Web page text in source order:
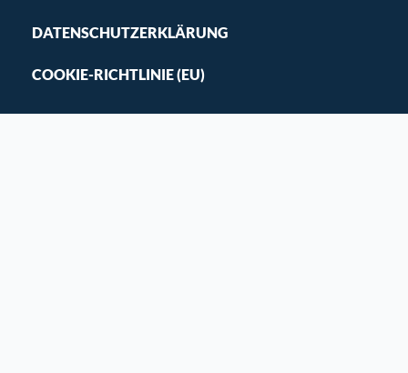
DATENSCHUTZERKLÄRUNG
COOKIE-RICHTLINIE (EU)